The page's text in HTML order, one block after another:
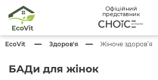
Офіційний
представник
EcoVit Здоров'я Жіноче здоров’я
БАДи для жінок